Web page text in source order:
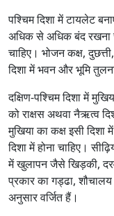
पश्चिम दिशा में टायलेट
अधिक से अधिक बंद रखना
चाहिए। भोजन कक्ष,
दिशा में भवन और भूमि
दक्षिण-पश्चिम दिशा में
को राक्षस अथवा नैऋत्व
मुखिया का कक्ष इसी दिशा
दिशा में होना चाहिए।
में खुलापन जैसे खिड़की,
प्रकार का गड्ढा,
अनुसार वर्जित हैं।